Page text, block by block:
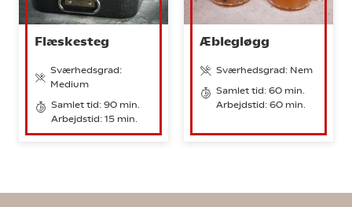
Flæskesteg
Sværhedsgrad:
Medium
Samlet tid: 90 min.
Arbejdstid: 15 min.
Æblegløgg
Sværhedsgrad: Nem
Samlet tid: 60 min.
Arbejdstid: 60 min.